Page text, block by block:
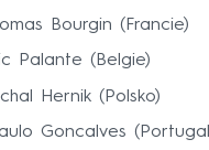
Bourgin (Francie)
Palante (Belgie)
Hernik (Polsko)
Goncalves